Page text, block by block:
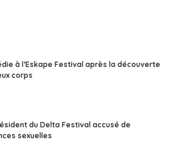
à l’Eskape Festival après la découverte
corps
du Delta Festival accusé de
sexuelles